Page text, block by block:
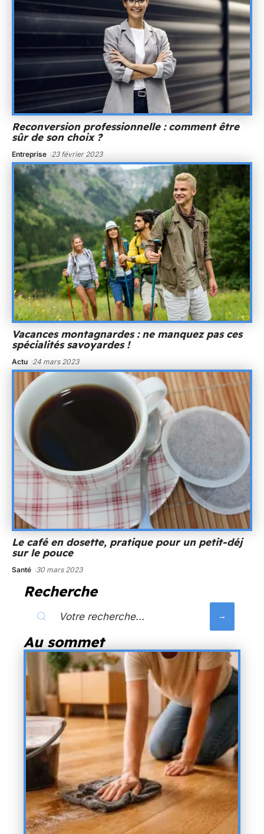
Reconversion professionnelle : comment être
sûr de son choix ?
Entreprise 23 février 2023
Vacances montagnardes : ne manquez pas ces
spécialités savoyardes !
Actu 24 mars 2023
Le café en dosette, pratique pour un petit-déj
sur le pouce
Santé 30 mars 2023
Recherche
Au sommet